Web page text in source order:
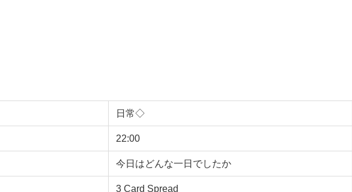
日常◇
22:00
今日はどんな一日でしたか
3 Card Spread